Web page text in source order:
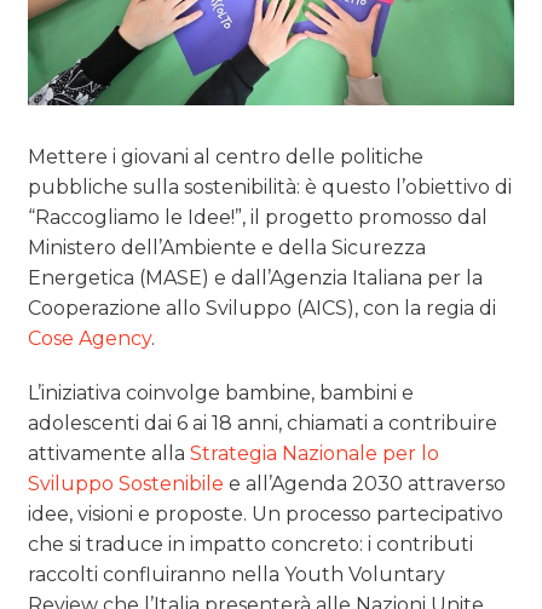
Mettere i giovani al centro delle politiche
pubbliche sulla sostenibilità: è questo l’obiettivo di
“Raccogliamo le Idee!”, il progetto promosso dal
Ministero dell’Ambiente e della Sicurezza
Energetica (MASE) e dall’Agenzia Italiana per la
Cooperazione allo Sviluppo (AICS), con la regia di
Cose Agency.
L’iniziativa coinvolge bambine, bambini e
adolescenti dai 6 ai 18 anni, chiamati a contribuire
attivamente allaStrategia Nazionale per lo
Sviluppo Sostenibile e all’Agenda 2030 attraverso
idee, visioni e proposte. Un processo partecipativo
che si traduce in impatto concreto: i contributi
raccolti confluiranno nella Youth Voluntary